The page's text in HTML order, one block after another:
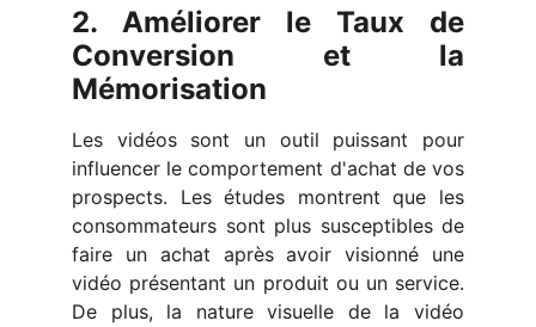
2. Améliorer le Taux de
Conversion et la
Mémorisation
Les vidéos sont un outil puissant pour
influencer le comportement d'achat de vos
prospects. Les études montrent que les
consommateurs sont plus susceptibles de
faire un achat après avoir visionné une
vidéo présentant un produit ou un service.
De plus, la nature visuelle de la vidéo